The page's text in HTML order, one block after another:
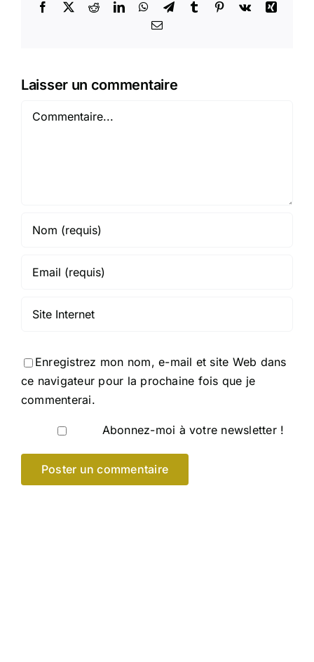
Facebook
X RedditLinkedInWhatsApp
TelegramTumblr Pinterest
Vk
Xing
Email
Laisser un commentaire
Commentaire
Enregistrez mon nom, e-mail et site Web dans
ce navigateur pour la prochaine fois que je
commenterai.
Abonnez-moi à votre newsletter !